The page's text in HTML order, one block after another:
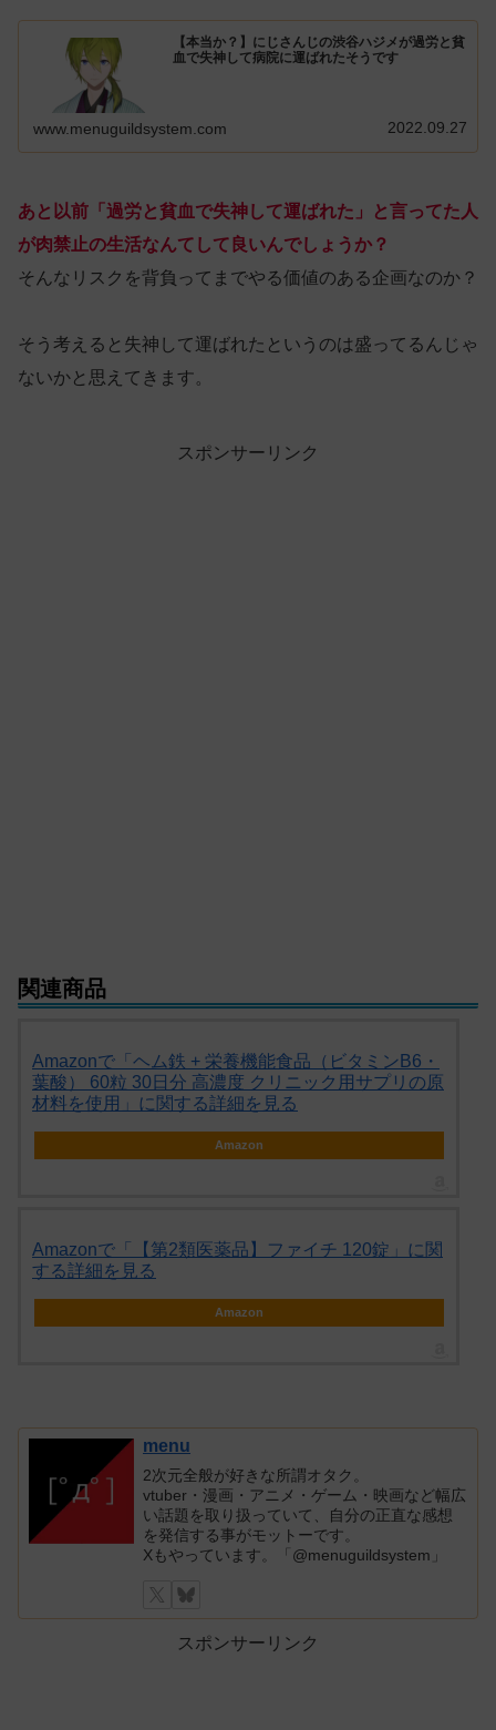
【本当か？】にじさんじの渋谷ハジメが過労と貧
血で失神して病院に運ばれたそうです
www.menuguildsystem.com 2022.09.27
あと以前「過労と貧血で失神して運ばれた」と言ってた人
が肉禁止の生活なんてして良いんでしょうか？
そんなリスクを背負ってまでやる価値のある企画なのか？
そう考えると失神して運ばれたというのは盛ってるんじゃ
ないかと思えてきます。
スポンサーリンク
関連商品
Amazonで「ヘム鉄 + 栄養機能食品（ビタミンB6・
葉酸） 60粒 30日分 高濃度 クリニック用サプリの原
材料を使用」に関する詳細を見る
Amazon
Amazonで「【第2類医薬品】ファイチ 120錠」に関
する詳細を見る
Amazon
menu
2次元全般が好きな所謂オタク。
vtuber・漫画・アニメ・ゲーム・映画など幅広
い話題を取り扱っていて、自分の正直な感想
を発信する事がモットーです。
Xもやっています。「@menuguildsystem」
スポンサーリンク